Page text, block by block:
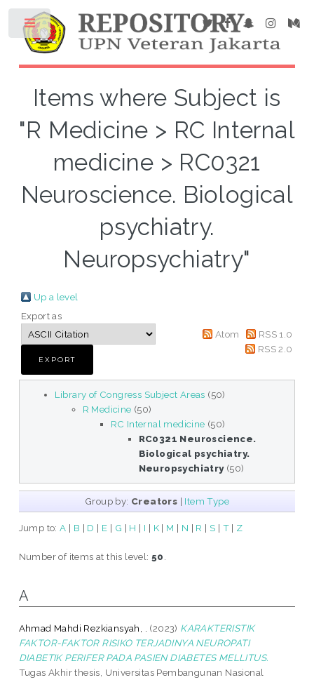
Items where Subject is
"R Medicine > RC Internal
medicine > RC0321
Neuroscience. Biological
psychiatry.
Neuropsychiatry"
Up a level
Export as
Atom
RSS 1.0
RSS 2.0
Library of Congress Subject Areas (50)
R Medicine (50)
RC Internal medicine (50)
RC0321 Neuroscience.
Biological psychiatry.
Neuropsychiatry(50)
Group by: Creators | Item Type
Jump to:A | B | D | E | G | H | I | K| M | N | R | S | T| Z
Number of items at this level: 50
A
Ahmad Mahdi Rezkiansyah, . (2023) KARAKTERISTIK
FAKTOR-FAKTOR RISIKO TERJADINYA NEUROPATI
DIABETIK PERIFER PADA PASIEN DIABETES MELLITUS.
Tugas Akhir thesis, Universitas Pembangunan Nasional